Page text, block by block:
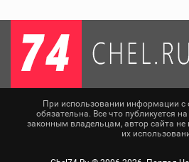
При использовании информации с
обязательна. Все что публикуется
законным владельцам, автор сайта не
их